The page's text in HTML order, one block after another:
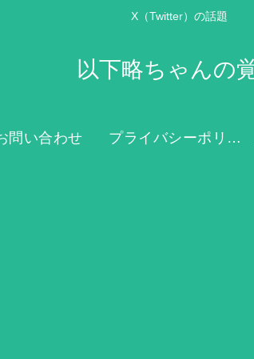
X（Twitter）の話題
以下略ちゃんの
問い合わせ プライバシーポリシー